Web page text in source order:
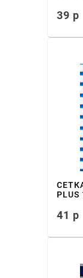
39 р
41 р